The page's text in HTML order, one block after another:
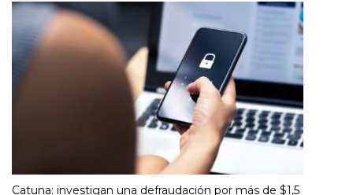
Catuna: investigan una defraudación por más de $1,5